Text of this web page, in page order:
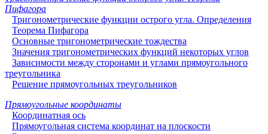
Пифагора
Тригонометрические функции острого угла. Определения
Теорема Пифагора
Основные тригонометрические тождества
Значения тригонометрических функций некоторых углов
Зависимости между сторонами и углами прямоугольного
треугольника
Решение прямоугольных треугольников
Прямоугольные координаты
Координатная ось
Прямоугольная система координат на плоскости